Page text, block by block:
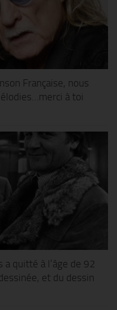
Française, nous
à toi
quitté à l’âge de 92
et du dessin